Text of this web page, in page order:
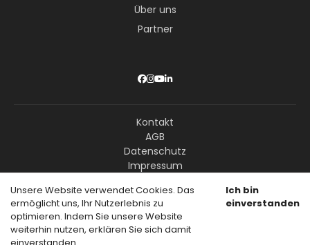
Über uns
Partner
Kontakt
AGB
Datenschutz
Impressum
© Copyright Livision GmbH – Alle Rechte vorbehalten
Unsere Website verwendet Cookies. Das
ermöglicht uns, Ihr Nutzerlebnis zu
optimieren. Indem Sie unsere Website
weiterhin nutzen, erklären Sie sich damit
Ich bin
einverstanden